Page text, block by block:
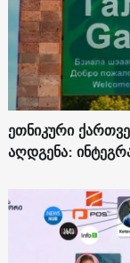
ეთნიკური
აღდგენა: